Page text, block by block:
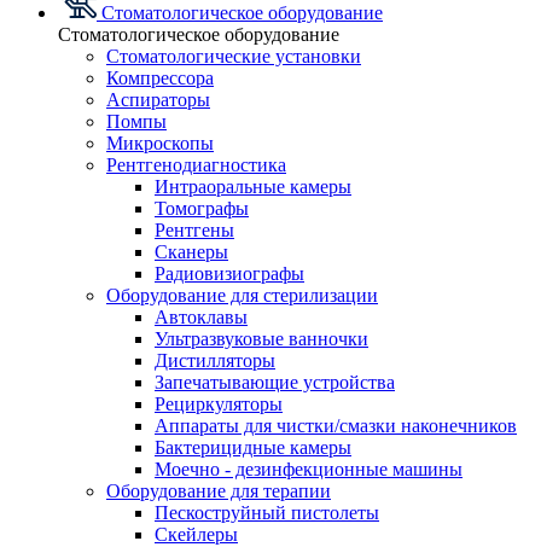
Стоматологическое оборудование
Стоматологическое оборудование
Стоматологические установки
Компрессора
Аспираторы
Помпы
Микроскопы
Рентгенодиагностика
Интраоральные камеры
Томографы
Рентгены
Сканеры
Радиовизиографы
Оборудование для стерилизации
Автоклавы
Ультразвуковые ванночки
Дистилляторы
Запечатывающие устройства
Рециркуляторы
Аппараты для чистки/смазки наконечников
Бактерицидные камеры
Моечно - дезинфекционные машины
Оборудование для терапии
Пескоструйный пистолеты
Скейлеры